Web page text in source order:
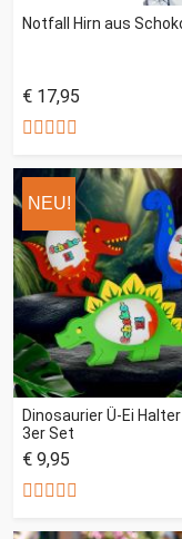
Notfall Hirn aus
€ 17,95
NEU!
Dinosaurier Ü-Ei
3er Set
€ 9,95